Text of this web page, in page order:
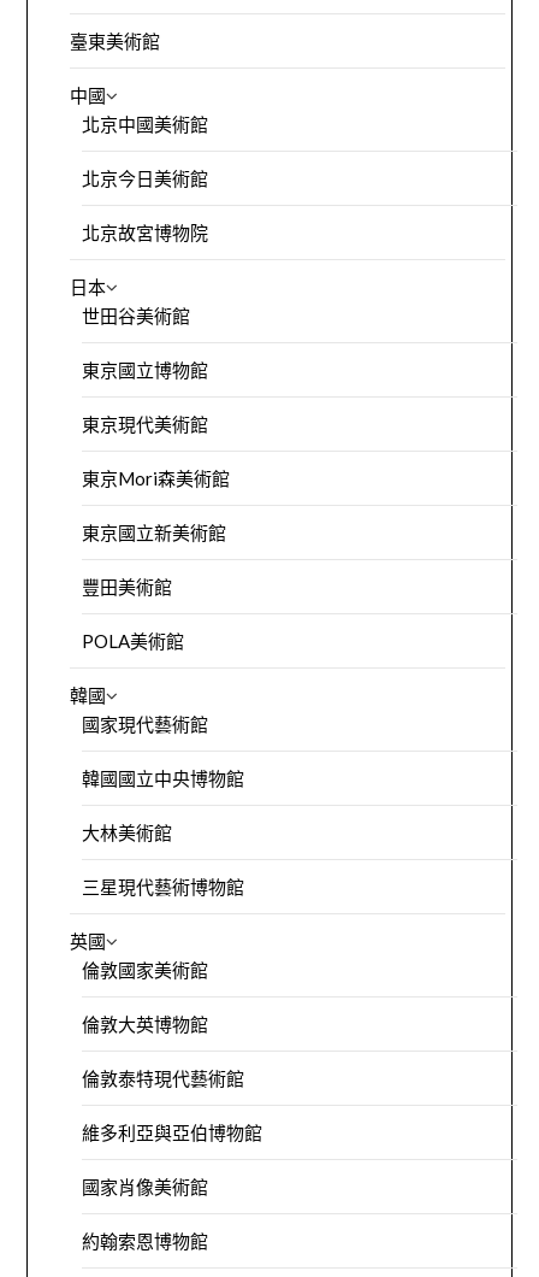
臺東美術館
中國
北京中國美術館
北京今日美術館
北京故宮博物院
日本
世田谷美術館
東京國立博物館
東京現代美術館
東京Mori森美術館
東京國立新美術館
豐田美術館
POLA美術館
韓國
國家現代藝術館
韓國國立中央博物館
大林美術館
三星現代藝術博物館
英國
倫敦國家美術館
倫敦大英博物館
倫敦泰特現代藝術館
維多利亞與亞伯博物館
國家肖像美術館
約翰索恩博物館